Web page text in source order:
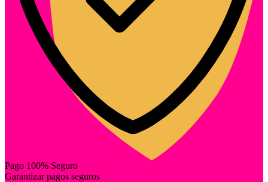
Pago 100% Seguro
Garantizar pagos seguros